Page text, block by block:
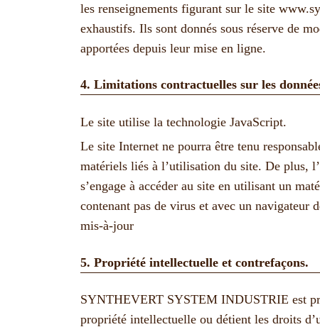
les renseignements figurant sur le site
exhaustifs. Ils sont donnés sous réserve de
apportées depuis leur mise en ligne.
4. Limitations contractuelles sur les
Le site utilise la technologie JavaScript.
Le site Internet ne pourra être tenu
matériels liés à l’utilisation du site. De plus,
s’engage à accéder au site en utilisant un
contenant pas de virus et avec un navigateur
mis-à-jour
5. Propriété intellectuelle et contrefaçons.
SYNTHEVERT SYSTEM INDUSTRIE est
propriété intellectuelle ou détient les droits